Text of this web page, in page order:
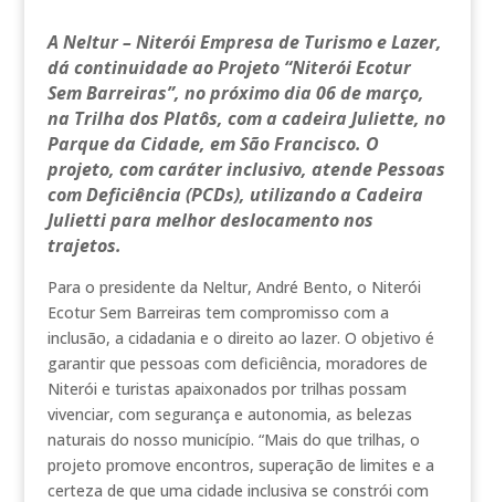
A Neltur – Niterói Empresa de Turismo e Lazer,
dá continuidade ao Projeto “Niterói Ecotur
Sem Barreiras”, no próximo dia 06 de março,
na Trilha dos Platôs, com a cadeira Juliette, no
Parque da Cidade, em São Francisco. O
projeto, com caráter inclusivo, atende Pessoas
com Deficiência (PCDs), utilizando a Cadeira
Julietti para melhor deslocamento nos
trajetos.
Para o presidente da Neltur, André Bento, o Niterói
Ecotur Sem Barreiras tem compromisso com a
inclusão, a cidadania e o direito ao lazer. O objetivo é
garantir que pessoas com deficiência, moradores de
Niterói e turistas apaixonados por trilhas possam
vivenciar, com segurança e autonomia, as belezas
naturais do nosso município. “Mais do que trilhas, o
projeto promove encontros, superação de limites e a
certeza de que uma cidade inclusiva se constrói com